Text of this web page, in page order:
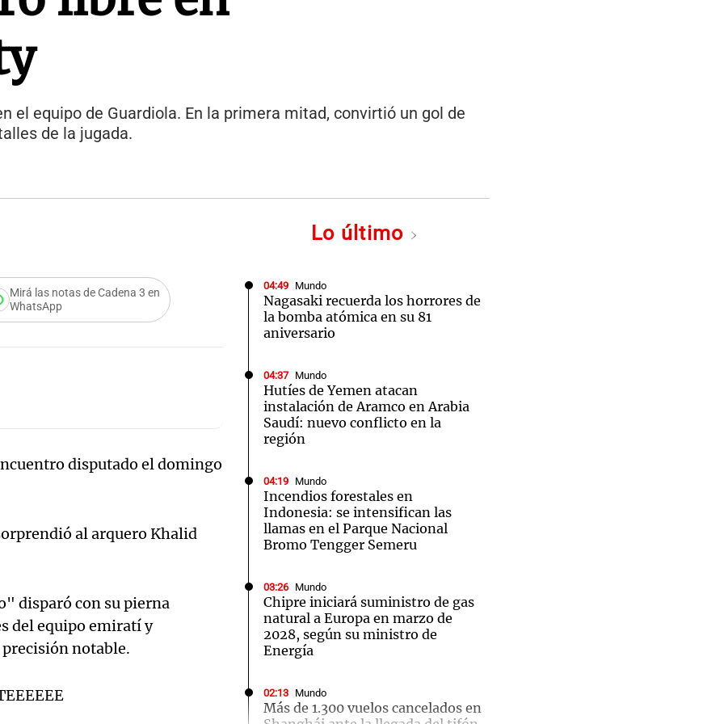
el equipo de Guardiola. En la primera mitad, convirtió un gol de
de la jugada.
Mirá las notas de Cadena 3 en
WhatsApp
disputado el domingo
al arquero Khalid
disparó con su pierna
del equipo emiratí y
notable.
Lo último
04:49 Mundo
Nagasaki recuerda los horrores de
la bomba atómica en su 81
aniversario
04:37 Mundo
Hutíes de Yemen atacan
instalación de Aramco en Arabia
Saudí: nuevo conflicto en la
región
04:19 Mundo
Incendios forestales en
Indonesia: se intensifican las
llamas en el Parque Nacional
Bromo Tengger Semeru
03:26 Mundo
Chipre iniciará suministro de gas
natural a Europa en marzo de
2028, según su ministro de
Energía
02:13 Mundo
Más de 1.300 vuelos cancelados en
Notas
Cadena 3 en Groenlandia